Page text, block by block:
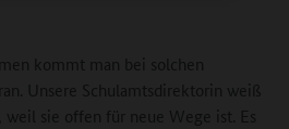
kommt man bei solchen
Unsere Schulamtsdirektorin weiß
sie offen für neue Wege ist. Es